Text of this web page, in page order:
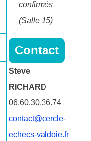
confirmés
(Salle 15)
Contact
Steve
RICHARD
06.60.30.36.74
contact@cercle-
echecs-valdoie.fr